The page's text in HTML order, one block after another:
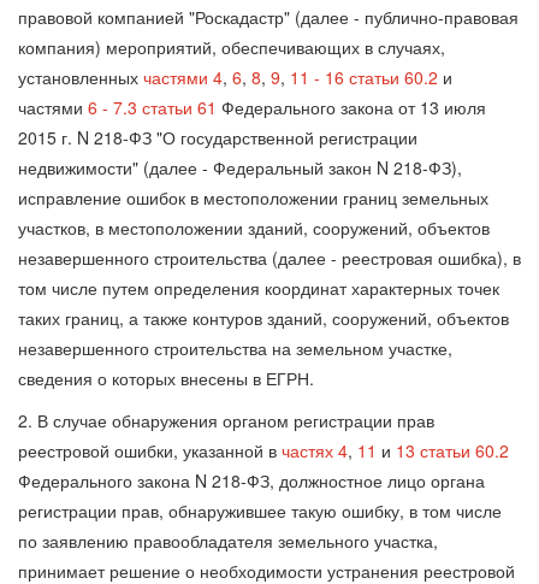
правовой компанией "Роскадастр" (далее - публично-правовая
компания) мероприятий, обеспечивающих в случаях,
установленных частями 4, 6, 8, 9, 11 - 16 статьи 60.2 и
частями 6 - 7.3 статьи 61 Федерального закона от 13 июля
2015 г. N 218-ФЗ "О государственной регистрации
недвижимости" (далее - Федеральный закон N 218-ФЗ),
исправление ошибок в местоположении границ земельных
участков, в местоположении зданий, сооружений, объектов
незавершенного строительства (далее - реестровая ошибка), в
том числе путем определения координат характерных точек
таких границ, а также контуров зданий, сооружений, объектов
незавершенного строительства на земельном участке,
сведения о которых внесены в ЕГРН.
2. В случае обнаружения органом регистрации прав
реестровой ошибки, указанной в частях 4, 11 и 13 статьи 60.2
Федерального закона N 218-ФЗ, должностное лицо органа
регистрации прав, обнаружившее такую ошибку, в том числе
по заявлению правообладателя земельного участка,
принимает решение о необходимости устранения реестровой